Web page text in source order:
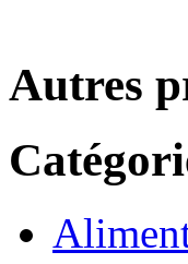
Autres